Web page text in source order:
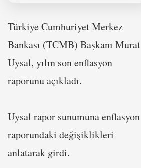
Türkiye Cumhuriyet Merkez
Bankası (TCMB) Başkanı Murat
Uysal, yılın son enflasyon
raporunu açıkladı.
Uysal rapor sunumuna enflasyon
raporundaki değişiklikleri
anlatarak girdi.